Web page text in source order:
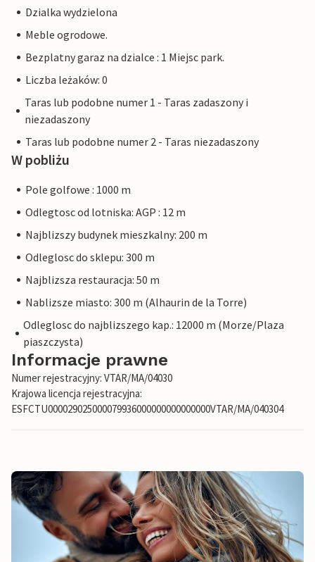
Dzialka wydzielona
Meble ogrodowe.
Bezplatny garaz na dzialce : 1 Miejsc park.
Liczba leżaków: 0
Taras lub podobne numer 1 - Taras zadaszony i
niezadaszony
Taras lub podobne numer 2 - Taras niezadaszony
W pobliżu
Pole golfowe : 1000 m
Odlegtosc od lotniska: AGP : 12 m
Najblizszy budynek mieszkalny: 200 m
Odleglosc do sklepu: 300 m
Najblizsza restauracja: 50 m
Nablizsze miasto: 300 m (Alhaurin de la Torre)
Odleglosc do najblizszego kap.: 12000 m (Morze/Plaza
piaszczysta)
Informacje prawne
Numer rejestracyjny: VTAR/MA/04030
Krajowa licencja rejestracyjna:
ESFCTU000029025000079936000000000000000VTAR/MA/040304